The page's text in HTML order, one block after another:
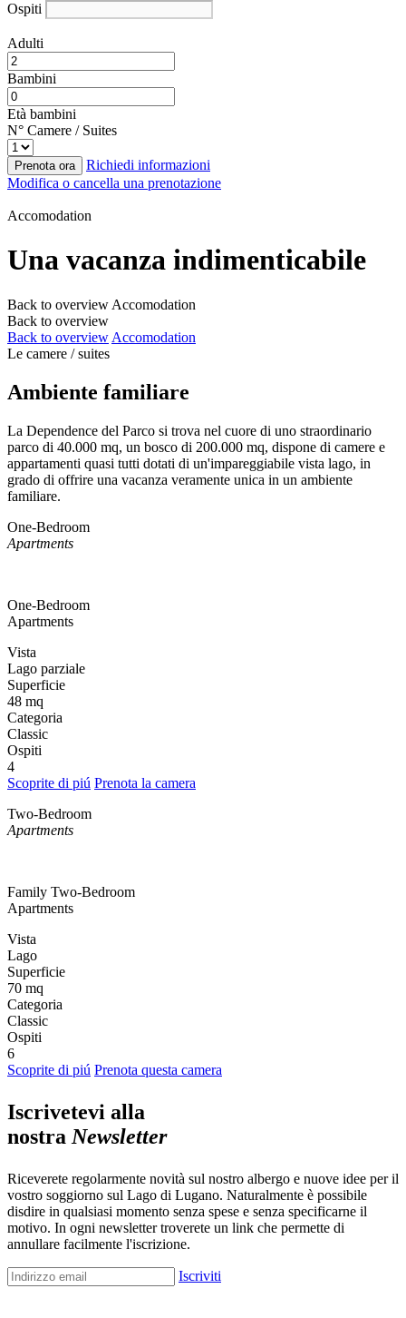
Ospiti
Adulti
Bambini
Età bambini
N° Camere / Suites
Prenota ora
Richiedi informazioni
Modifica o cancella una prenotazione
Accomodation
Una vacanza indimenticabile
Back to overview Accomodation
Back to overview
Back to overview Accomodation
Le camere / suites
Ambiente familiare
La Dependence del Parco si trova nel cuore di uno straordinario
parco di 40.000 mq, un bosco di 200.000 mq, dispone di camere e
appartamenti quasi tutti dotati di un'impareggiabile vista lago, in
grado di offrire una vacanza veramente unica in un ambiente
familiare.
One-Bedroom
Apartments
One-Bedroom
Apartments
Vista
Lago parziale
Superficie
48 mq
Categoria
Classic
Ospiti
4
Scoprite di piú Prenota la camera
Two-Bedroom
Apartments
Family Two-Bedroom
Apartments
Vista
Lago
Superficie
70 mq
Categoria
Classic
Ospiti
6
Scoprite di piú Prenota questa camera
Iscrivetevi alla
nostra Newsletter
Riceverete regolarmente novità sul nostro albergo e nuove idee per il
vostro soggiorno sul Lago di Lugano. Naturalmente è possibile
disdire in qualsiasi momento senza spese e senza specificarne il
motivo. In ogni newsletter troverete un link che permette di
annullare facilmente l'iscrizione.
Iscriviti